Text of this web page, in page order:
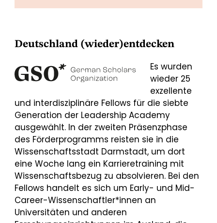
Deutschland (wieder)entdecken
Es wurden
wieder 25
exzellente
und interdisziplinäre Fellows für die siebte
Generation der Leadership Academy
ausgewählt. In der zweiten Präsenzphase
des Förderprogramms reisten sie in die
Wissenschaftsstadt Darmstadt, um dort
eine Woche lang ein Karrieretraining mit
Wissenschaftsbezug zu absolvieren. Bei den
Fellows handelt es sich um Early- und Mid-
Career-Wissenschaftler*innen an
Universitäten und anderen